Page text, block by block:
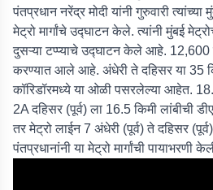
पंतप्रधान नरेंद्र मोदी यांनी गुरुवारी त्यांच्या
मेट्रो मार्गांचे उद्घाटन केले. त्यांनी मुंबई
दुसऱ्या टप्प्याचे उद्घाटन केले आहे. 12,600
करण्यात आले आहे. अंधेरी ते दहिसर या 35
कॉरिडॉरमध्ये या ओळी पसरलेल्या आहेत.
2A दहिसर (पूर्व) ला 16.5 किमी लांबीची
तर मेट्रो लाईन 7 अंधेरी (पूर्व) ते दहिसर
पंतप्रधानांनी या मेट्रो मार्गांची पायाभरणी